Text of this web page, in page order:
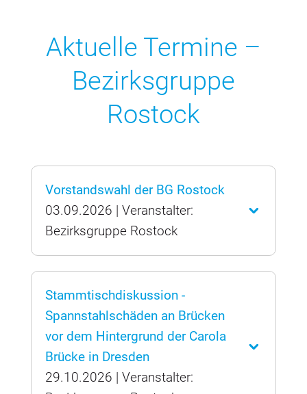
Aktuelle Termine –
Bezirksgruppe
Rostock
Vorstandswahl der BG Rostock
03.09.2026 | Veranstalter:
Bezirksgruppe Rostock
Stammtischdiskussion -
Spannstahlschäden an Brücken
vor dem Hintergrund der Carola
Brücke in Dresden
29.10.2026 | Veranstalter: